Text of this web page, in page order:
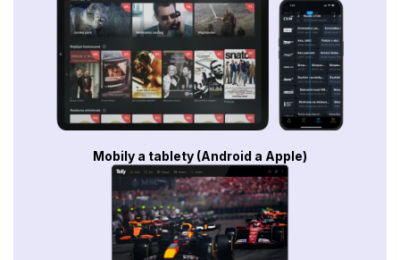
Mobily a tablety (Android a Apple)